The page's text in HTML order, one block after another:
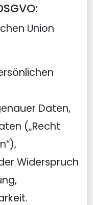
Union
Daten,
(„Recht
Widerspruch